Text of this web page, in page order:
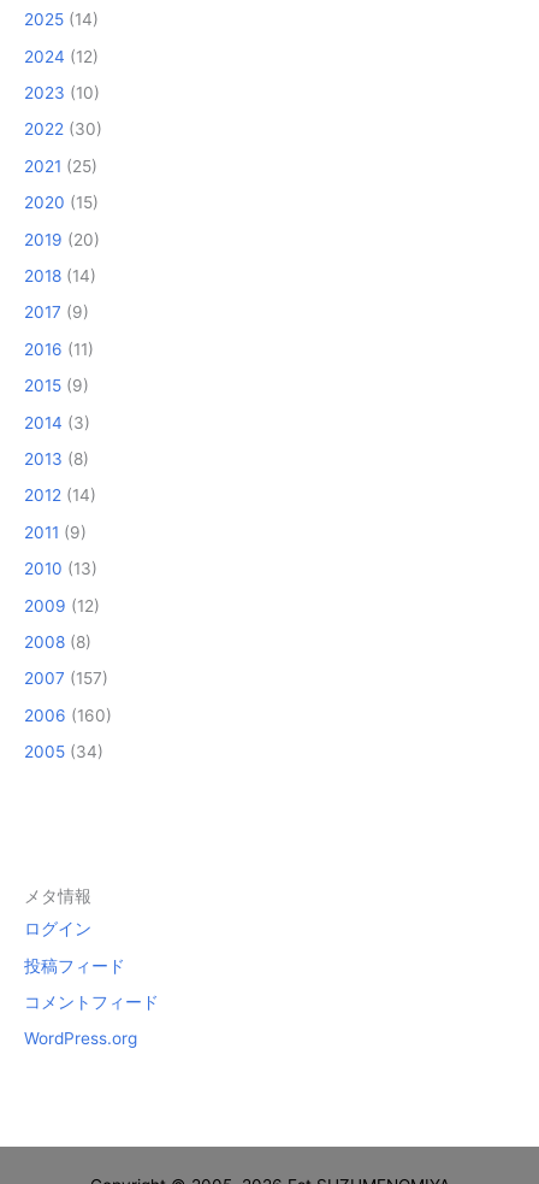
2025 (14)
2024 (12)
2023 (10)
2022 (30)
2021 (25)
2020 (15)
2019 (20)
2018 (14)
2017 (9)
2016 (11)
2015 (9)
2014 (3)
2013 (8)
2012 (14)
2011 (9)
2010 (13)
2009 (12)
2008 (8)
2007 (157)
2006 (160)
2005 (34)
メタ情報
ログイン
投稿フィード
コメントフィード
WordPress.org